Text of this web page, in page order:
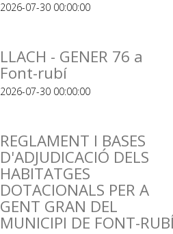
2026-07-30 00:00:00
LLACH - GENER 76 a
Font-rubí
2026-07-30 00:00:00
REGLAMENT I BASES
D'ADJUDICACIÓ DELS
HABITATGES
DOTACIONALS PER A
GENT GRAN DEL
MUNICIPI DE FONT-